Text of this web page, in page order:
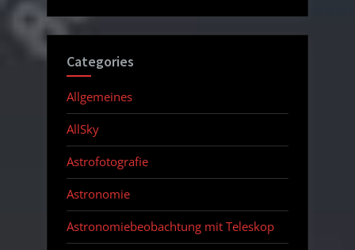
Categories
Allgemeines
AllSky
Astrofotografie
Astronomie
Astronomiebeobachtung mit Teleskop